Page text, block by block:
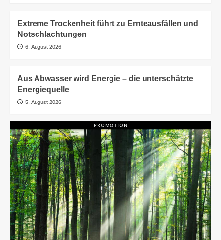
Extreme Trockenheit führt zu Ernteausfällen und
Notschlachtungen
6. August 2026
Aus Abwasser wird Energie – die unterschätzte
Energiequelle
5. August 2026